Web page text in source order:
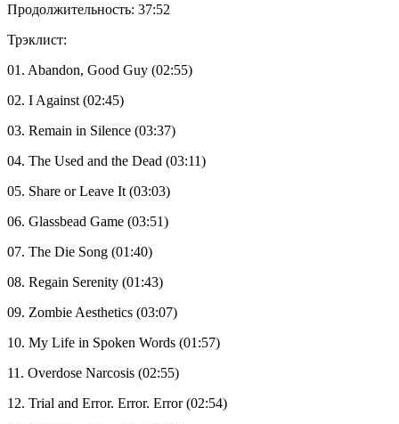
Продолжительность: 37:52
Трэклист:
01. Abandon, Good Guy (02:55)
02. I Against (02:45)
03. Remain in Silence (03:37)
04. The Used and the Dead (03:11)
05. Share or Leave It (03:03)
06. Glassbead Game (03:51)
07. The Die Song (01:40)
08. Regain Serenity (01:43)
09. Zombie Aesthetics (03:07)
10. My Life in Spoken Words (01:57)
11. Overdose Narcosis (02:55)
12. Trial and Error. Error. Error (02:54)